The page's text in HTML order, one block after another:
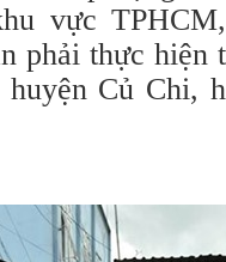
vực
phải thực hiện
Củ Chi,